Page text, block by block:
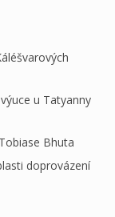
u Tatyanny
Bhuta
doprovázení